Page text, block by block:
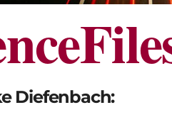
Diefenbach: